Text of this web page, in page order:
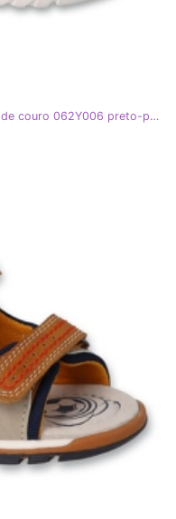
Sandálias infantis Befado com palmilha de couro 062Y006 preto-prata